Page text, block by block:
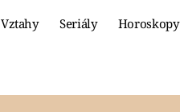
Vztahy Seriály Horoskopy